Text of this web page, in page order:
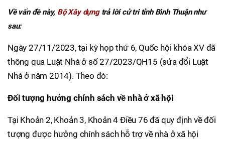
Về vấn đề này, Bộ Xây dựngtrả lời cử tri tỉnh Bình Thuận như
sau:
Ngày 27/11/2023, tại kỳ họp thứ 6, Quốc hội khóa XV đã
thông qua Luật Nhà ở số 27/2023/QH15 (sửa đổi Luật
Nhà ở năm 2014). Theo đó:
Đối tượng hưởng chính sách về nhà ở xã hội
Tại Khoản 2, Khoản 3, Khoản 4 Điều 76 đã quy định về đối
tượng được hưởng chính sách hỗ trợ về nhà ở xã hội